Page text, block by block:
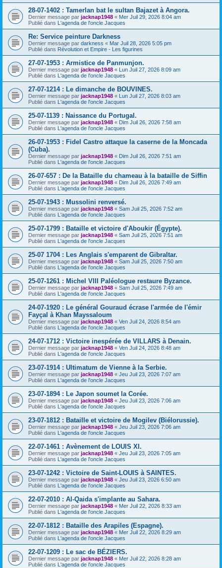
28-07-1402 : Tamerlan bat le sultan Bajazet à Angora.
Dernier message par jacknap1948 « Mer Juil 29, 2026 8:04 am
Publié dans L'agenda de l'oncle Jacques
Re: Service peinture Darkness
Dernier message par darkness « Mar Juil 28, 2026 5:05 pm
Publié dans Révolution et Empire - Les figurines
27-07-1953 : Armistice de Panmunjon.
Dernier message par jacknap1948 « Lun Juil 27, 2026 8:09 am
Publié dans L'agenda de l'oncle Jacques
27-07-1214 : Le dimanche de BOUVINES.
Dernier message par jacknap1948 « Lun Juil 27, 2026 8:03 am
Publié dans L'agenda de l'oncle Jacques
25-07-1139 : Naissance du Portugal.
Dernier message par jacknap1948 « Dim Juil 26, 2026 7:58 am
Publié dans L'agenda de l'oncle Jacques
26-07-1953 : Fidel Castro attaque la caserne de la Moncada
(Cuba).
Dernier message par jacknap1948 « Dim Juil 26, 2026 7:51 am
Publié dans L'agenda de l'oncle Jacques
26-07-657 : De la Bataille du chameau à la bataille de Siffin
Dernier message par jacknap1948 « Dim Juil 26, 2026 7:49 am
Publié dans L'agenda de l'oncle Jacques
25-07-1943 : Mussolini renversé.
Dernier message par jacknap1948 « Sam Juil 25, 2026 7:52 am
Publié dans L'agenda de l'oncle Jacques
25-07-1799 : Bataille et victoire d'Aboukir (Égypte).
Dernier message par jacknap1948 « Sam Juil 25, 2026 7:51 am
Publié dans L'agenda de l'oncle Jacques
25-07 1704 : Les Anglais s'emparent de Gibraltar.
Dernier message par jacknap1948 « Sam Juil 25, 2026 7:50 am
Publié dans L'agenda de l'oncle Jacques
25-07-1261 : Michel VIII Paléologue restaure Byzance.
Dernier message par jacknap1948 « Sam Juil 25, 2026 7:49 am
Publié dans L'agenda de l'oncle Jacques
24-07-1920 : Le général Gouraud écrase l'armée de l'émir
Fayçal à Khan Mayssaloum
Dernier message par jacknap1948 « Ven Juil 24, 2026 8:54 am
Publié dans L'agenda de l'oncle Jacques
24-07-1712 : Victoire inespérée de VILLARS à Denain.
Dernier message par jacknap1948 « Ven Juil 24, 2026 8:48 am
Publié dans L'agenda de l'oncle Jacques
23-07-1914 : Ultimatum de Vienne à la Serbie.
Dernier message par jacknap1948 « Jeu Juil 23, 2026 7:07 am
Publié dans L'agenda de l'oncle Jacques
23-07-1894 : Le Japon soumet la Corée.
Dernier message par jacknap1948 « Jeu Juil 23, 2026 7:06 am
Publié dans L'agenda de l'oncle Jacques
23-07-1812 : Bataille et victoire de Mogilev (Biélorussie).
Dernier message par jacknap1948 « Jeu Juil 23, 2026 7:06 am
Publié dans L'agenda de l'oncle Jacques
22-07-1461 : Avènement de LOUIS XI.
Dernier message par jacknap1948 « Jeu Juil 23, 2026 7:05 am
Publié dans L'agenda de l'oncle Jacques
23-07-1242 : Victoire de Saint-LOUIS à SAINTES.
Dernier message par jacknap1948 « Jeu Juil 23, 2026 6:50 am
Publié dans L'agenda de l'oncle Jacques
22-07-2010 : Al-Qaida s'implante au Sahara.
Dernier message par jacknap1948 « Mer Juil 22, 2026 8:33 am
Publié dans L'agenda de l'oncle Jacques
22-07-1812 : Bataille des Arapiles (Espagne).
Dernier message par jacknap1948 « Mer Juil 22, 2026 8:29 am
Publié dans L'agenda de l'oncle Jacques
22-07-1209 : Le sac de BÉZIERS.
Dernier message par jacknap1948 « Mer Juil 22, 2026 8:28 am
Publié dans L'agenda de l'oncle Jacques